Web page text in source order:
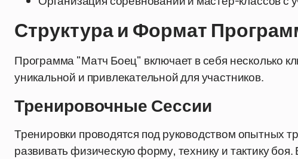
Структура и Формат
Программа "Матч Боец" включает в себя несколько
уникальной и привлекательной для участников.
Тренировочные Сессии
Тренировки проводятся под руководством опытных
развивать физическую форму, технику и тактику